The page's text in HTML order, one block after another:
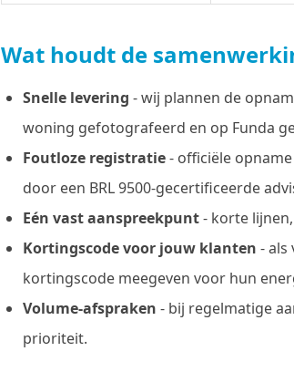
Wat houdt de
Snelle levering - wij plannen de
woning gefotografeerd en op Funda
Foutloze registratie- officiële
door een BRL 9500-gecertificeerde
Eén vast aanspreekpunt- korte
Kortingscode voor jouw klanten - als
kortingscode meegeven voor hun
Volume-afspraken - bij regelmatige
prioriteit.